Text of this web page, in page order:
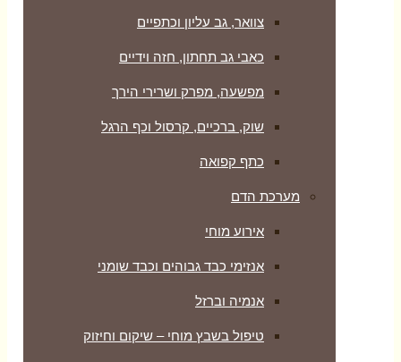
צוואר, גב עליון וכתפיים
כאבי גב תחתון, חזה וידיים
מפשעה, מפרק ושרירי הירך
שוק, ברכיים, קרסול וכף הרגל
כתף קפואה
מערכת הדם
אירוע מוחי
אנזימי כבד גבוהים וכבד שומני
אנמיה וברזל
טיפול בשבץ מוחי – שיקום וחיזוק